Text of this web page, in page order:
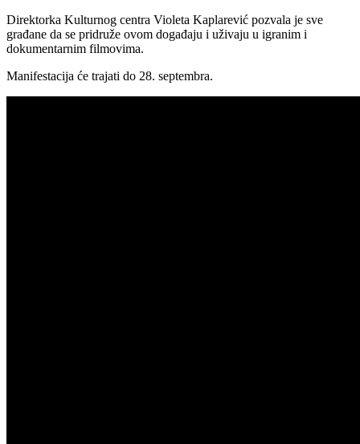
Direktorka Kulturnog centra Violeta Kaplarević pozvala je sve
građane da se pridruže ovom događaju i uživaju u igranim i
dokumentarnim filmovima.
Manifestacija će trajati do 28. septembra.